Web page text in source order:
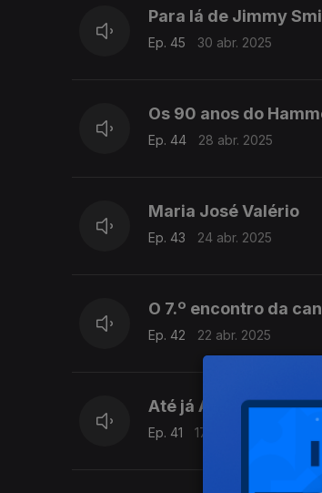
Para lá de Jimmy
Ep. 45 30 abr. 2025
Os 90 anos do
Ep. 44 28 abr. 2025
Maria José Valério
Ep. 43 24 abr. 2025
O 7.º encontro da
Ep. 42 22 abr. 2025
Até já Aznavour
Ep. 41 17 abr. 2025